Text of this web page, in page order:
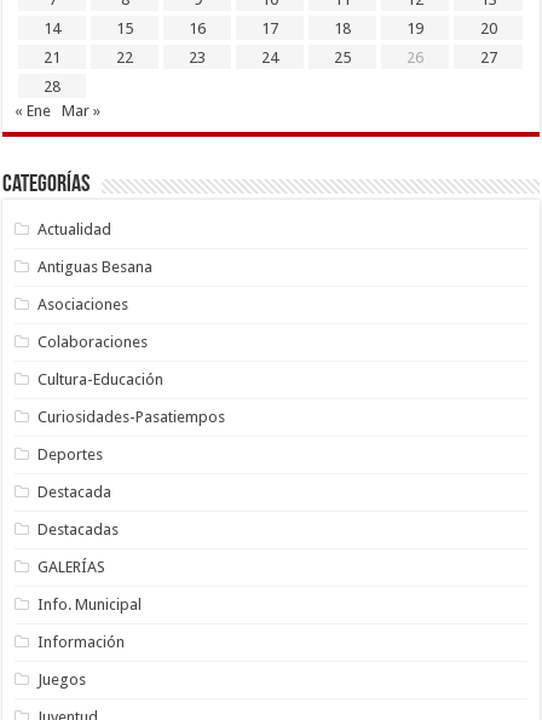
14
15 16 17 18 19
20
21
22 23 24 25 26
27
28
« Ene
Mar »
Categorías
Actualidad
Antiguas Besana
Asociaciones
Colaboraciones
Cultura-Educación
Curiosidades-Pasatiempos
Deportes
Destacada
Destacadas
GALERÍAS
Info. Municipal
Información
Juegos